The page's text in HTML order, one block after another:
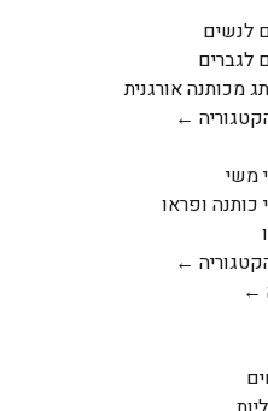
לנשים
לגברים
מכותנה אורגנית
←
משי
כותנה ופראו
←
←